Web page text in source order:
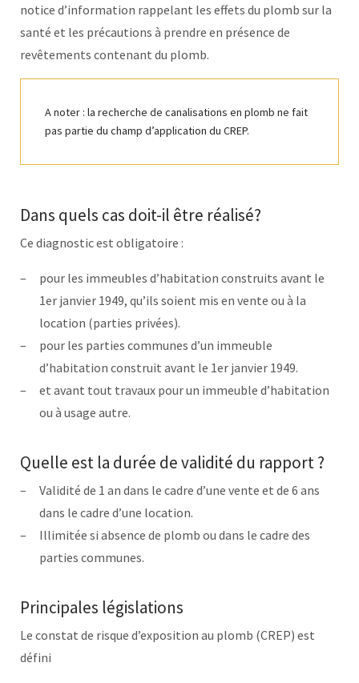
notice d’information rappelant les effets du plomb sur la
santé et les précautions à prendre en présence de
revêtements contenant du plomb.
A noter : la recherche de canalisations en plomb ne fait
pas partie du champ d’application du CREP.
Dans quels cas doit-il être réalisé?
Ce diagnostic est obligatoire :
pour les immeubles d’habitation construits avant le
1er janvier 1949, qu’ils soient mis en vente ou à la
location (parties privées).
pour les parties communes d’un immeuble
d’habitation construit avant le 1er janvier 1949.
et avant tout travaux pour un immeuble d’habitation
ou à usage autre.
Quelle est la durée de validité du rapport ?
Validité de 1 an dans le cadre d’une vente et de 6 ans
dans le cadre d’une location.
Illimitée si absence de plomb ou dans le cadre des
parties communes.
Principales législations
Le constat de risque d’exposition au plomb (CREP) est
défini